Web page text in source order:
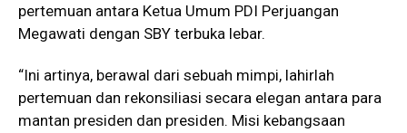
pertemuan antara Ketua Umum PDI Perjuangan
Megawati dengan SBY terbuka lebar.
“Ini artinya, berawal dari sebuah mimpi, lahirlah
pertemuan dan rekonsiliasi secara elegan antara para
mantan presiden dan presiden. Misi kebangsaan